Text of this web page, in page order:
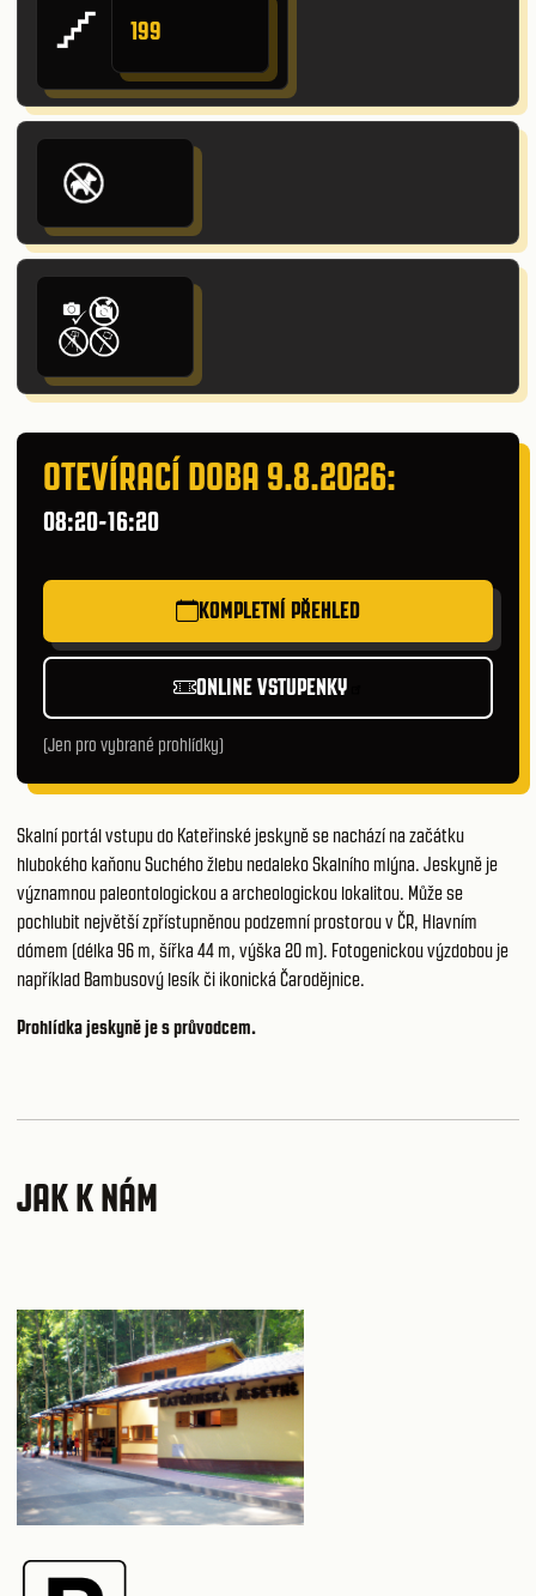
199
OTEVÍRACÍ DOBA 9.8.2026:
08:20-16:20
KOMPLETNÍ PŘEHLED
ONLINE VSTUPENKY
(Jen pro vybrané prohlídky)
Skalní portál vstupu do Kateřinské jeskyně se nachází na začátku
hlubokého kaňonu Suchého žlebu nedaleko Skalního mlýna. Jeskyně je
významnou paleontologickou a archeologickou lokalitou. Může se
pochlubit největší zpřístupněnou podzemní prostorou v ČR, Hlavním
dómem (délka 96 m, šířka 44 m, výška 20 m). Fotogenickou výzdobou je
například Bambusový lesík či ikonická Čarodějnice.
Prohlídka jeskyně je s průvodcem.
JAK K NÁM